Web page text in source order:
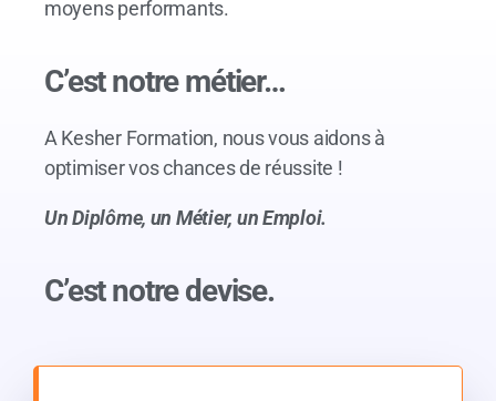
moyens performants.
C’est notre métier…
A Kesher Formation, nous vous aidons à
optimiser vos chances de réussite !
Un Diplôme, un Métier, un Emploi.
C’est notre devise.